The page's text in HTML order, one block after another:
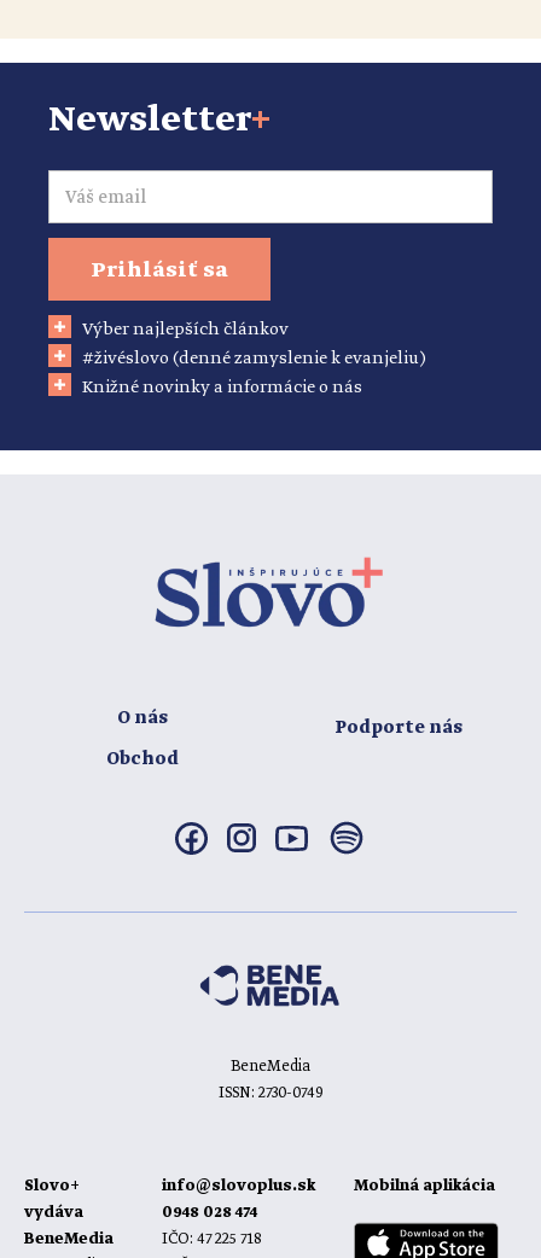
Newsletter+
Email
Prihlásiť sa
Výber najlepších článkov
#živéslovo (denné zamyslenie k evanjeliu)
Knižné novinky a informácie o nás
O nás
Obchod
Podporte nás
BeneMedia
ISSN: 2730-0749
Slovo+
vydáva
BeneMedia
info@slovoplus.sk
0948 028 474
IČO: 47 225 718
Mobilná aplikácia